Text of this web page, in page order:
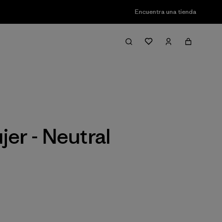
Encuentra una tienda
Filter & Sort
- Neutral